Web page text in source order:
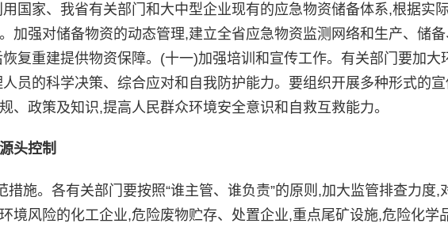
国家、我省有关部门和大中型企业现有的应急物资储备体系,根据实
加强对储备物资的动态管理,建立全省应急物资监测网络和生产、储备
复重建提供物资保障。(十一)加强培训和宣传工作。有关部门要加大
员的科学决策、综合应对和自我防护能力。要组织开展多种形式的
、政策及知识,提高人民群众环境安全意识和自救互救能力。
头控制
。各有关部门要按照“谁主管、谁负责”的原则,加大监管排查力度,
境风险的化工企业,危险废物贮存、处置企业,重点尾矿设施,危险化学